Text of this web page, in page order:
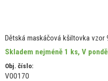
Dětská maskáčová kšiltovka vzor
Skladem nejméně 1 ks, V
Obj. číslo:
V00170